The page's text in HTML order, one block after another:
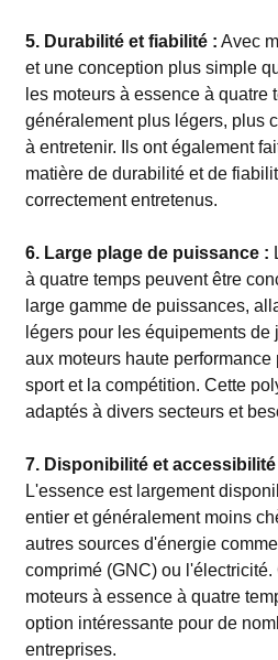
5. Durabilité et fiabilité : Avec
et une conception plus simple
les moteurs à essence à quatre
généralement plus légers, plus
à entretenir. Ils ont également
matière de durabilité et de
correctement entretenus.
6. Large plage de puissance :
à quatre temps peuvent être
large gamme de puissances,
légers pour les équipements
aux moteurs haute
sport et la compétition. Cette
adaptés à divers secteurs et
7. Disponibilité et
L'essence est largement
entier et généralement moins
autres sources d'énergie
comprimé (GNC) ou
moteurs à essence à quatre
option intéressante pour de
entreprises.